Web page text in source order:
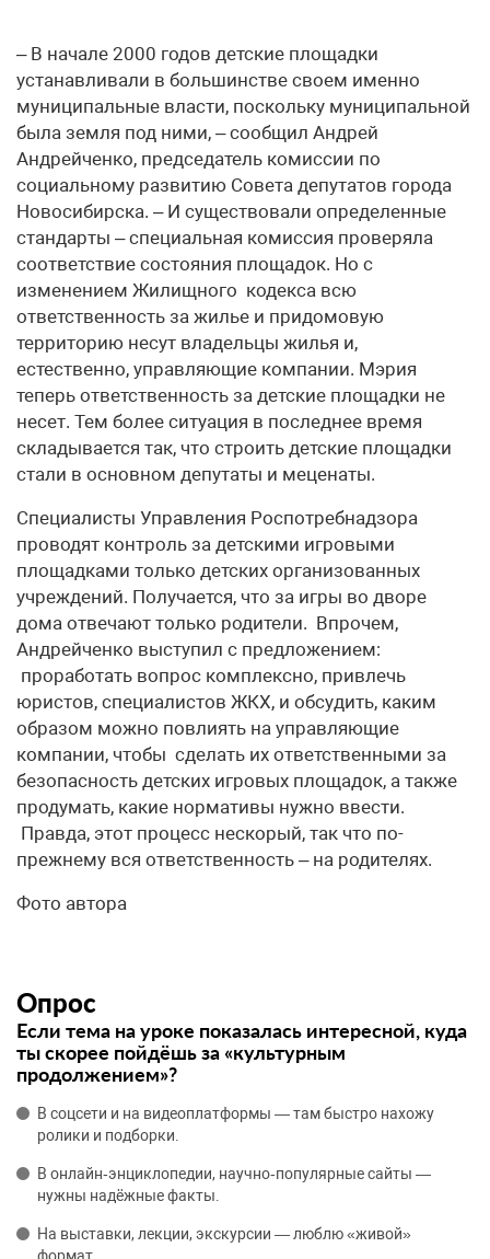
– В начале 2000 годов детские площадки
устанавливали в большинстве своем именно
муниципальные власти, поскольку муниципальной
была земля под ними, – сообщил Андрей
Андрейченко, председатель комиссии по
социальному развитию Совета депутатов города
Новосибирска. – И существовали определенные
стандарты – специальная комиссия проверяла
соответствие состояния площадок. Но с
изменением Жилищного кодекса всю
ответственность за жилье и придомовую
территорию несут владельцы жилья и,
естественно, управляющие компании. Мэрия
теперь ответственность за детские площадки не
несет. Тем более ситуация в последнее время
складывается так, что строить детские площадки
стали в основном депутаты и меценаты.
Специалисты Управления Роспотребнадзора
проводят контроль за детскими игровыми
площадками только детских организованных
учреждений. Получается, что за игры во дворе
дома отвечают только родители. Впрочем,
Андрейченко выступил с предложением:
проработать вопрос комплексно, привлечь
юристов, специалистов ЖКХ, и обсудить, каким
образом можно повлиять на управляющие
компании, чтобы сделать их ответственными за
безопасность детских игровых площадок, а также
продумать, какие нормативы нужно ввести.
Правда, этот процесс нескорый, так что по-
прежнему вся ответственность – на родителях.
Фото автора
Опрос
Если тема на уроке показалась интересной, куда
ты скорее пойдёшь за «культурным
продолжением»?
В соцсети и на видеоплатформы — там быстро нахожу
ролики и подборки.
В онлайн‑энциклопедии, научно‑популярные сайты —
нужны надёжные факты.
На выставки, лекции, экскурсии — люблю «живой»